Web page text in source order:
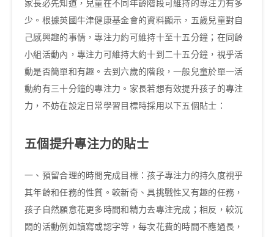
家長必先知道，兒童在不同年齡階段可維持的專注力有多
少。根據英國牛津健康基金會的資料顯示，五歲兒童對自
己感興趣的事情，專注力約可維持十至十五分鐘；在同齡
小組活動內，專注力可維持大約十到二十五分鐘，視乎活
動是否簡單和有趣。去到六歲的階段，一般兒童於單一活
動約有三十分鐘的專注力。家長若想有效提升孩子的專注
力，不妨在設定日常學習目標時採用以下五個貼士：
五個提升專注力的貼士
一、預留合理的時間完成目標：孩子專注力的持久度視乎
其年齡和任務的性質。較新奇、具挑戰性又有趣的任務，
孩子自然願意花更多時間和精力去專注完成；相反，較沉
悶的活動例如讀寫或認字等，每次花費的時間不應過長，